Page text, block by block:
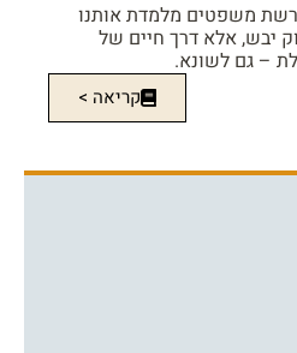
משפטים מלמדת אותנו
יבש, אלא דרך חיים של
– גם לשונא.
קריאה >